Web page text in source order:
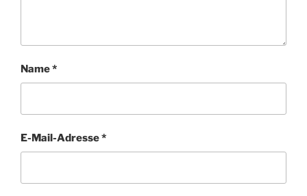
Name*
E-Mail-Adresse*